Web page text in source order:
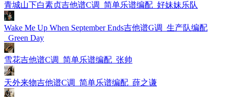
青城山下白素贞吉他谱C调_简单乐谱编配_好妹妹乐队
Wake Me Up When September Ends吉他谱G调_生产队编配
_Green Day
雪花吉他谱C调_简单乐谱编配_张帅
天外来物吉他谱C调_简单乐谱编配_薛之谦